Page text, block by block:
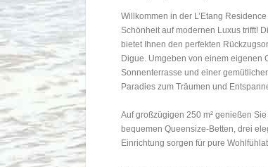
Willkommen in der L’Etang
Schönheit auf modernen Luxus trifft!
bietet Ihnen den perfekten
Digue. Umgeben von einem eigenen
Sonnenterrasse und einer
Paradies zum Träumen und
Auf großzügigen 250 m² genießen
bequemen Queensize-Betten, drei
Einrichtung sorgen für pure